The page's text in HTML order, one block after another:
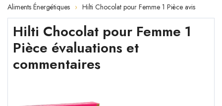
Aliments Énergétiques Hilti Chocolat pour Femme 1 Pièce avis
Hilti Chocolat pour Femme 1
Pièce évaluations et
commentaires